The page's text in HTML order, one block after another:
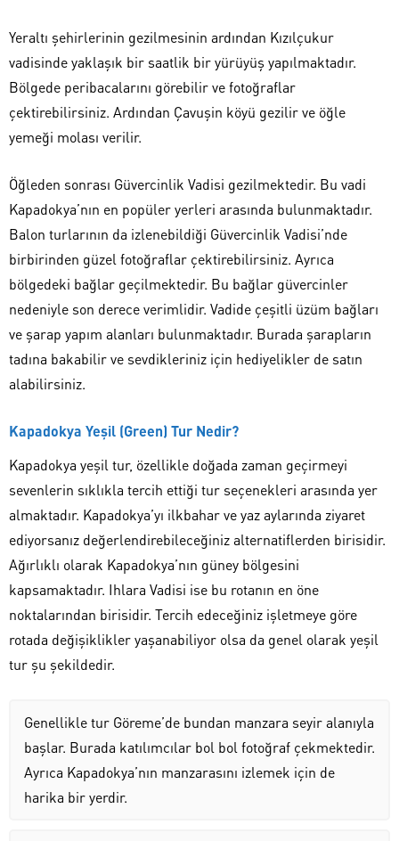
Yeraltı şehirlerinin gezilmesinin ardından Kızılçukur
vadisinde yaklaşık bir saatlik bir yürüyüş yapılmaktadır.
Bölgede peribacalarını görebilir ve fotoğraflar
çektirebilirsiniz. Ardından Çavuşin köyü gezilir ve öğle
yemeği molası verilir.
Öğleden sonrası Güvercinlik Vadisi gezilmektedir. Bu vadi
Kapadokya’nın en popüler yerleri arasında bulunmaktadır.
Balon turlarının da izlenebildiği Güvercinlik Vadisi’nde
birbirinden güzel fotoğraflar çektirebilirsiniz. Ayrıca
bölgedeki bağlar geçilmektedir. Bu bağlar güvercinler
nedeniyle son derece verimlidir. Vadide çeşitli üzüm bağları
ve şarap yapım alanları bulunmaktadır. Burada şarapların
tadına bakabilir ve sevdikleriniz için hediyelikler de satın
alabilirsiniz.
Kapadokya Yeşil (Green) Tur Nedir?
Kapadokya yeşil tur, özellikle doğada zaman geçirmeyi
sevenlerin sıklıkla tercih ettiği tur seçenekleri arasında yer
almaktadır. Kapadokya’yı ilkbahar ve yaz aylarında ziyaret
ediyorsanız değerlendirebileceğiniz alternatiflerden birisidir.
Ağırlıklı olarak Kapadokya’nın güney bölgesini
kapsamaktadır. Ihlara Vadisi ise bu rotanın en öne
noktalarından birisidir. Tercih edeceğiniz işletmeye göre
rotada değişiklikler yaşanabiliyor olsa da genel olarak yeşil
tur şu şekildedir.
Genellikle tur Göreme’de bundan manzara seyir alanıyla
başlar. Burada katılımcılar bol bol fotoğraf çekmektedir.
Ayrıca Kapadokya’nın manzarasını izlemek için de
harika bir yerdir.